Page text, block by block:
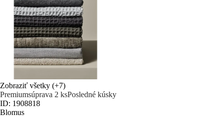
Zobraziť všetky (+7)
Premiumsúprava 2 ksPosledné kúsky
ID: 1908818
Blomus